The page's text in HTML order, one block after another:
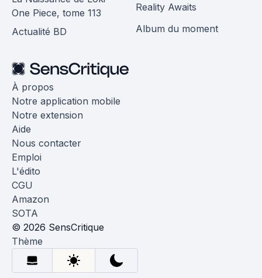
One Piece, tome 113
Actualité BD
Reality Awaits
Album du moment
À propos
Notre application mobile
Notre extension
Aide
Nous contacter
Emploi
L'édito
CGU
Amazon
SOTA
© 2026 SensCritique
Thème